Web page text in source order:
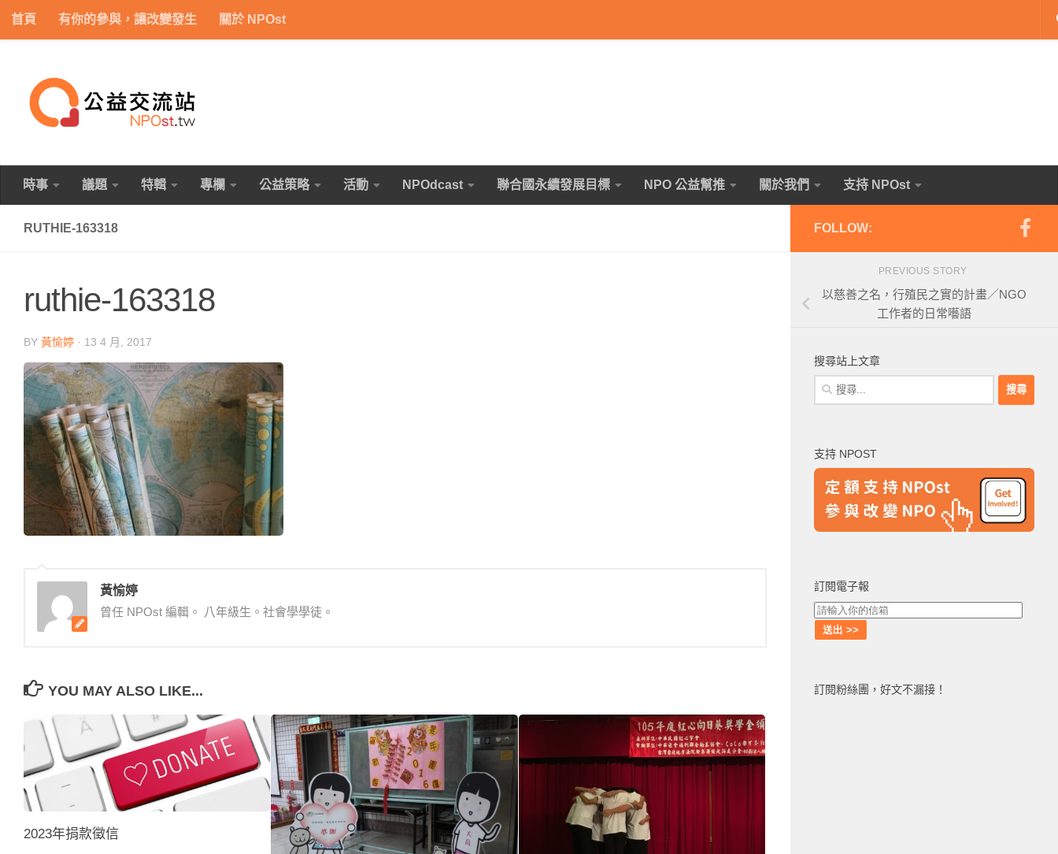
Skip to content
首頁 有你的參與，讓改變發生 關於 NPOst
時事 議題 特輯 專欄 公益策略 活動 NPOdcast 聯合國永續發展目標 NPO 公益幫推 關於我們 支持 NPOst
RUTHIE-163318
ruthie-163318
BY 黃愉婷 · 13 4 月, 2017
黃愉婷
曾任 NPOst 編輯。 八年級生。社會學學徒。
YOU MAY ALSO LIKE...
2023年捐款徵信
FOLLOW:
PREVIOUS STORY
以慈善之名，行殖民之實的計畫／NGO
工作者的日常囈語
搜尋站上文章
搜
尋
字:
支持 NPOST
訂閱電子報
訂閱粉絲團，好文不漏接！